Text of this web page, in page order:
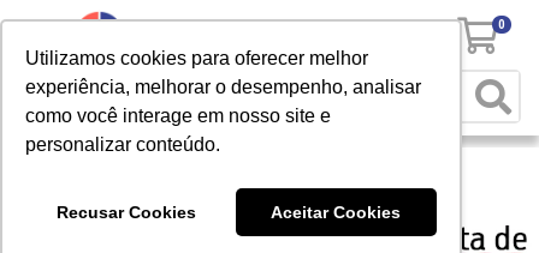
Utilizamos cookies para oferecer melhor
experiência, melhorar o desempenho, analisar
como você interage em nosso site e
personalizar conteúdo.
Recusar Cookies Aceitar Cookies
0